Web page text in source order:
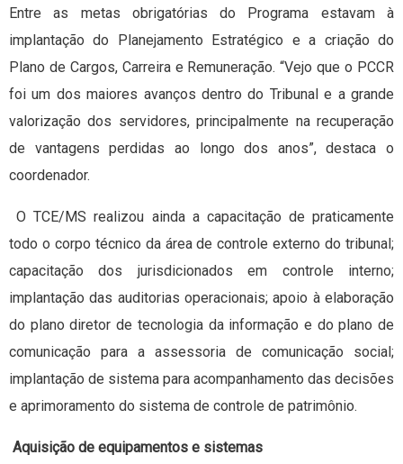
Entre as metas obrigatórias do Programa estavam à
implantação do Planejamento Estratégico e a criação do
Plano de Cargos, Carreira e Remuneração. “Vejo que o PCCR
foi um dos maiores avanços dentro do Tribunal e a grande
valorização dos servidores, principalmente na recuperação
de vantagens perdidas ao longo dos anos”, destaca o
coordenador.
O TCE/MS realizou ainda a capacitação de praticamente
todo o corpo técnico da área de controle externo do tribunal;
capacitação dos jurisdicionados em controle interno;
implantação das auditorias operacionais; apoio à elaboração
do plano diretor de tecnologia da informação e do plano de
comunicação para a assessoria de comunicação social;
implantação de sistema para acompanhamento das decisões
e aprimoramento do sistema de controle de patrimônio.
Aquisição de equipamentos e sistemas